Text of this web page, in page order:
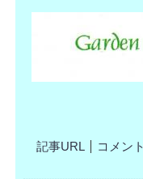
記事URL コメン